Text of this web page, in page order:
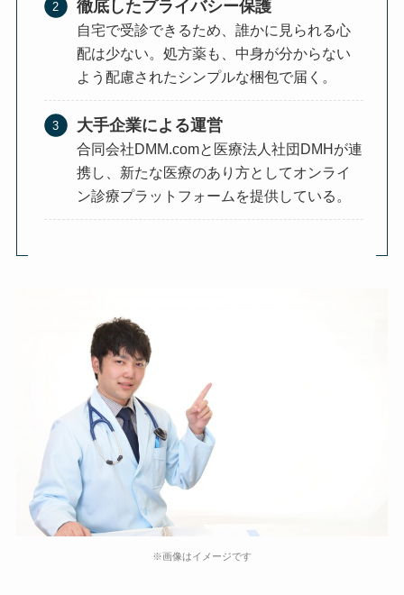
徹底したプライバシー保護
自宅で受診できるため、誰かに見られる心
配は少ない。処方薬も、中身が分からない
よう配慮されたシンプルな梱包で届く。
大手企業による運営
合同会社DMM.comと医療法人社団DMHが連
携し、新たな医療のあり方としてオンライ
ン診療プラットフォームを提供している。
※画像はイメージです